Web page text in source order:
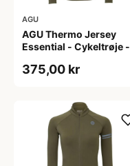
AGU
AGU Thermo Jersey
Essential - Cykeltrøje -
L
375,00 kr